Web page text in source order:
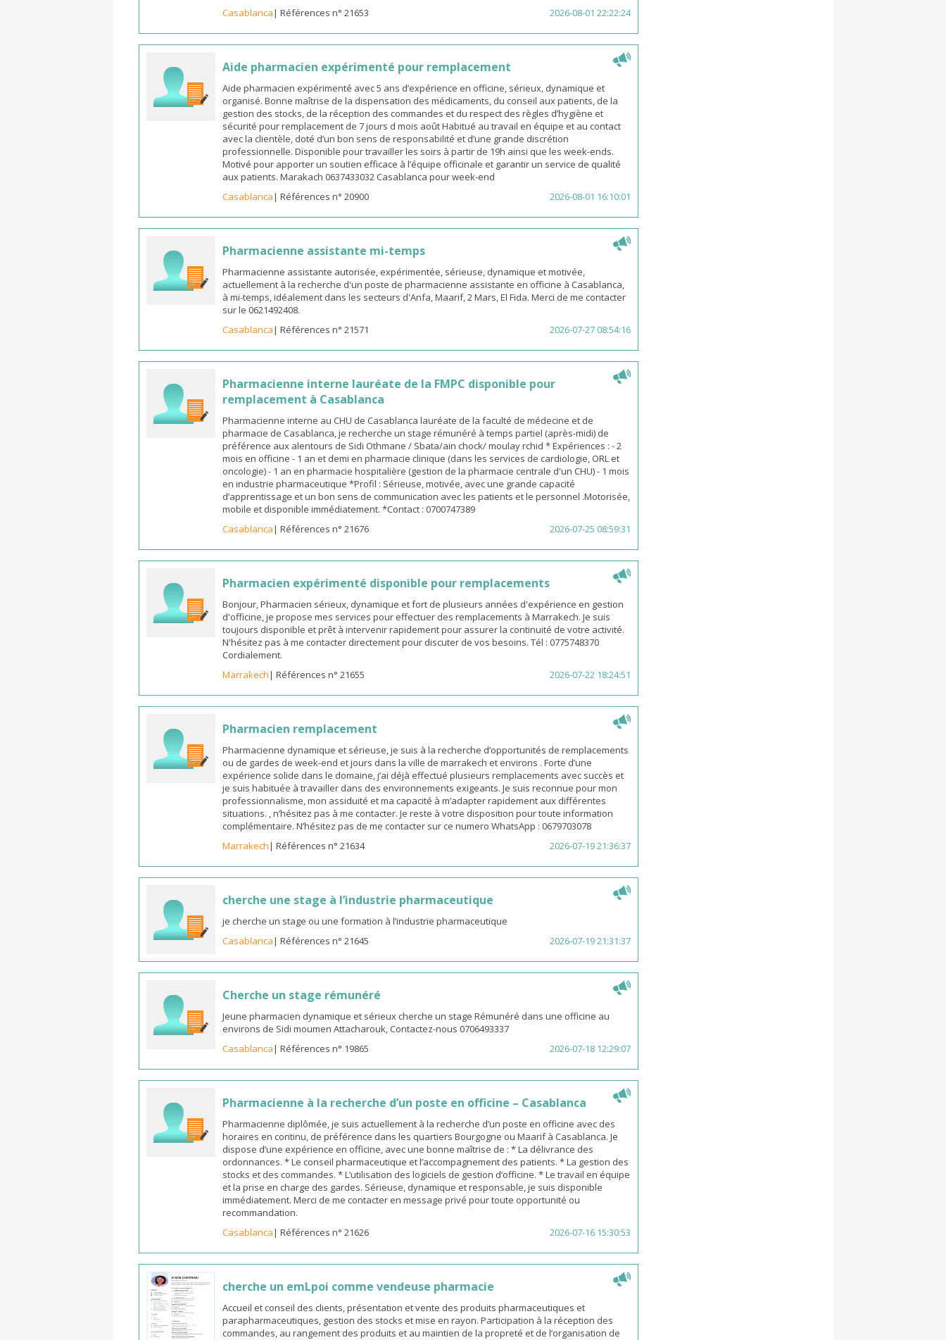
Casablanca| Références n° 21653 2026-08-01 22:22:24
Aide pharmacien expérimenté pour remplacement
Aide pharmacien expérimenté avec 5 ans d’expérience en officine, sérieux, dynamique et
organisé. Bonne maîtrise de la dispensation des médicaments, du conseil aux patients, de la
gestion des stocks, de la réception des commandes et du respect des règles d’hygiène et
sécurité pour remplacement de 7 jours d mois août Habitué au travail en équipe et au contact
avec la clientèle, doté d’un bon sens de responsabilité et d’une grande discrétion
professionnelle. Disponible pour travailler les soirs à partir de 19h ainsi que les week-ends.
Motivé pour apporter un soutien efficace à l’équipe officinale et garantir un service de qualité
aux patients. Marakach 0637433032 Casablanca pour week-end
Casablanca| Références n° 20900 2026-08-01 16:10:01
Pharmacienne assistante mi-temps
Pharmacienne assistante autorisée, expérimentée, sérieuse, dynamique et motivée,
actuellement à la recherche d'un poste de pharmacienne assistante en officine à Casablanca,
à mi-temps, idéalement dans les secteurs d'Anfa, Maarif, 2 Mars, El Fida. Merci de me contacter
sur le 0621492408.
Casablanca| Références n° 21571 2026-07-27 08:54:16
Pharmacienne interne lauréate de la FMPC disponible pour
remplacement à Casablanca
Pharmacienne interne au CHU de Casablanca lauréate de la faculté de médecine et de
pharmacie de Casablanca, je recherche un stage rémunéré à temps partiel (après-midi) de
préférence aux alentours de Sidi Othmane / Sbata/ain chock/ moulay rchid * Expériences : - 2
mois en officine - 1 an et demi en pharmacie clinique (dans les services de cardiologie, ORL et
oncologie) - 1 an en pharmacie hospitalière (gestion de la pharmacie centrale d'un CHU) - 1 mois
en industrie pharmaceutique *Profil : Sérieuse, motivée, avec une grande capacité
d’apprentissage et un bon sens de communication avec les patients et le personnel .Motorisée,
mobile et disponible immédiatement. *Contact : 0700747389
Casablanca| Références n° 21676 2026-07-25 08:59:31
Pharmacien expérimenté disponible pour remplacements
Bonjour, Pharmacien sérieux, dynamique et fort de plusieurs années d'expérience en gestion
d'officine, je propose mes services pour effectuer des remplacements à Marrakech. Je suis
toujours disponible et prêt à intervenir rapidement pour assurer la continuité de votre activité.
N'hésitez pas à me contacter directement pour discuter de vos besoins. Tél : 0775748370
Cordialement.
Marrakech| Références n° 21655 2026-07-22 18:24:51
Pharmacien remplacement
Pharmacienne dynamique et sérieuse, je suis à la recherche d’opportunités de remplacements
ou de gardes de week-end et jours dans la ville de marrakech et environs . Forte d’une
expérience solide dans le domaine, j’ai déjà effectué plusieurs remplacements avec succès et
je suis habituée à travailler dans des environnements exigeants. Je suis reconnue pour mon
professionnalisme, mon assiduité et ma capacité à m’adapter rapidement aux différentes
situations. , n’hésitez pas à me contacter. Je reste à votre disposition pour toute information
complémentaire. N’hésitez pas de me contacter sur ce numero WhatsApp : 0679703078
Marrakech| Références n° 21634 2026-07-19 21:36:37
cherche une stage à l’industrie pharmaceutique
je cherche un stage ou une formation à l’industrie pharmaceutique
Casablanca| Références n° 21645 2026-07-19 21:31:37
Cherche un stage rémunéré
Jeune pharmacien dynamique et sérieux cherche un stage Rémunéré dans une officine au
environs de Sidi moumen Attacharouk, Contactez-nous 0706493337
Casablanca| Références n° 19865 2026-07-18 12:29:07
Pharmacienne à la recherche d’un poste en officine – Casablanca
Pharmacienne diplômée, je suis actuellement à la recherche d’un poste en officine avec des
horaires en continu, de préférence dans les quartiers Bourgogne ou Maarif à Casablanca. Je
dispose d’une expérience en officine, avec une bonne maîtrise de : * La délivrance des
ordonnances. * Le conseil pharmaceutique et l’accompagnement des patients. * La gestion des
stocks et des commandes. * L’utilisation des logiciels de gestion d’officine. * Le travail en équipe
et la prise en charge des gardes. Sérieuse, dynamique et responsable, je suis disponible
immédiatement. Merci de me contacter en message privé pour toute opportunité ou
recommandation.
Casablanca| Références n° 21626 2026-07-16 15:30:53
cherche un emLpoi comme vendeuse pharmacie
Accueil et conseil des clients, présentation et vente des produits pharmaceutiques et
parapharmaceutiques, gestion des stocks et mise en rayon. Participation à la réception des
commandes, au rangement des produits et au maintien de la propreté et de l’organisation de